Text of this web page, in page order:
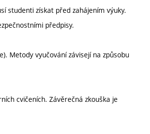
studenti získat před zahájením výuky.
předpisy.
Metody vyučování závisejí na způsobu
cvičeních. Závěrečná zkouška je